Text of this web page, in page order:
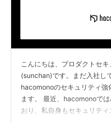
こんにちは、プロダクトセ
(sunchan)です。まだ入社し
hacomonoのセキュリティ強
ます。 最近、hacomonoで
おり、私自身もセキュリテ